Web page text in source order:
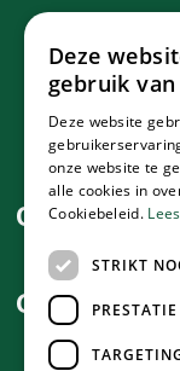
Contact
Deze
gebruik
Deze website
onze website te
alle cookies in
Cookiebeleid.
STRIKT
PRESTATIE